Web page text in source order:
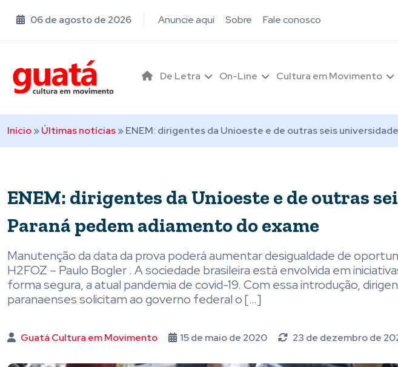
06 de agosto de 2026 Anuncie aqui Sobre Fale conosco
De Letra On-Line Cultura em Movimento
Início»Últimas notícias»ENEM: dirigentes da Unioeste e de outras seis
ENEM: dirigentes da Unioeste e de outras
Paraná pedem adiamento do exame
Manutenção da data da prova poderá aumentar desigualdade de
H2FOZ – Paulo Bogler . A sociedade brasileira está envolvida em
forma segura, a atual pandemia de covid-19. Com essa introdução,
paranaenses solicitam ao governo federal o […]
Guatá Cultura em Movimento 15 de maio de 2020 23 de dezembro de